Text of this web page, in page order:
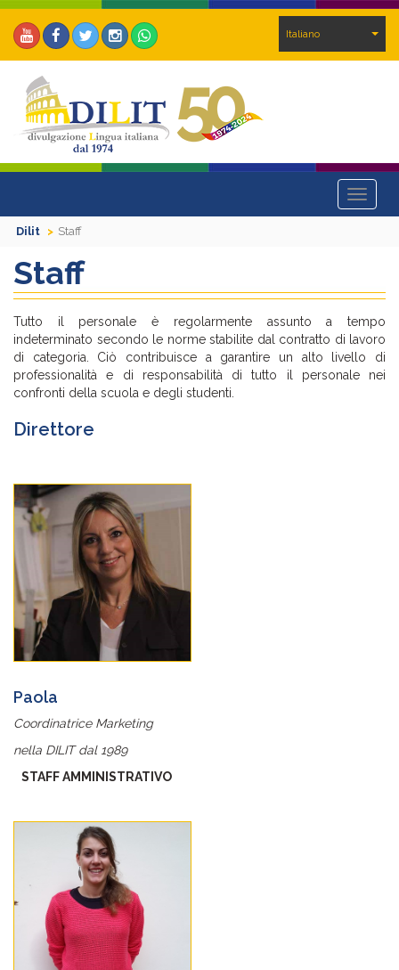
Italiano
Toggle
Dilit
Staff
Staff
Tutto il personale è regolarmente assunto a tempo
indeterminato secondo le norme stabilite dal contratto di lavoro
di categoria. Ciò contribuisce a garantire un alto livello di
professionalità e di responsabilità di tutto il personale nei
confronti della scuola e degli studenti.
Direttore
Paola
Coordinatrice Marketing
nella DILIT dal 1989
STAFF AMMINISTRATIVO